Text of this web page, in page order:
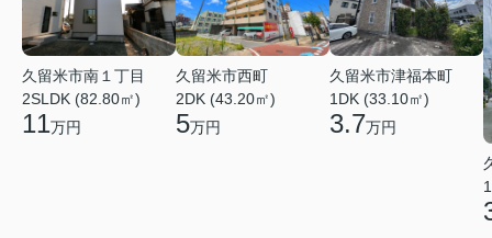
久留米市南１丁目
2SLDK (82.80㎡)
11万円
久留米市西町
2DK (43.20㎡)
5万円
久留米市津福本町
1DK (33.10㎡)
3.7万円